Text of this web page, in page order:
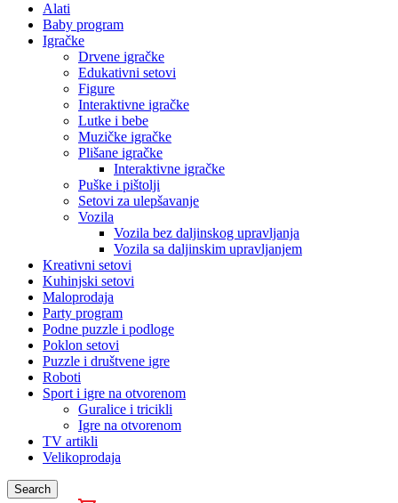
Alati
Baby program
Igračke
Drvene igračke
Edukativni setovi
Figure
Interaktivne igračke
Lutke i bebe
Muzičke igračke
Plišane igračke
Interaktivne igračke
Puške i pištolji
Setovi za ulepšavanje
Vozila
Vozila bez daljinskog upravljanja
Vozila sa daljinskim upravljanjem
Kreativni setovi
Kuhinjski setovi
Maloprodaja
Party program
Podne puzzle i podloge
Poklon setovi
Puzzle i društvene igre
Roboti
Sport i igre na otvorenom
Guralice i tricikli
Igre na otvorenom
TV artikli
Velikoprodaja
Search